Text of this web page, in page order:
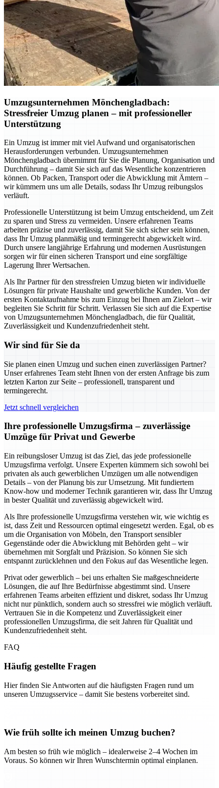
Umzugsunternehmen Mönchengladbach:
Stressfreier Umzug planen – mit professioneller
Unterstützung
Ein Umzug ist immer mit viel Aufwand und organisatorischen
Herausforderungen verbunden. Umzugsunternehmen
Mönchengladbach übernimmt für Sie die Planung, Organisation und
Durchführung – damit Sie sich auf das Wesentliche konzentrieren
können. Ob Packen, Transport oder die Abwicklung mit Ämtern –
wir kümmern uns um alle Details, sodass Ihr Umzug reibungslos
verläuft.
Professionelle Unterstützung ist beim Umzug entscheidend, um Zeit
zu sparen und Stress zu vermeiden. Unsere erfahrenen Teams
arbeiten präzise und zuverlässig, damit Sie sich sicher sein können,
dass Ihr Umzug planmäßig und termingerecht abgewickelt wird.
Durch unsere langjährige Erfahrung und modernen Ausrüstungen
sorgen wir für einen sicheren Transport und eine sorgfältige
Lagerung Ihrer Wertsachen.
Als Ihr Partner für den stressfreien Umzug bieten wir individuelle
Lösungen für private Haushalte und gewerbliche Kunden. Von der
ersten Kontaktaufnahme bis zum Einzug bei Ihnen am Zielort – wir
begleiten Sie Schritt für Schritt. Verlassen Sie sich auf die Expertise
von Umzugsunternehmen Mönchengladbach, die für Qualität,
Zuverlässigkeit und Kundenzufriedenheit steht.
Wir sind für Sie da
Sie planen einen Umzug und suchen einen zuverlässigen Partner?
Unser erfahrenes Team steht Ihnen von der ersten Anfrage bis zum
letzten Karton zur Seite – professionell, transparent und
termingerecht.
Jetzt schnell vergleichen
Ihre professionelle Umzugsfirma – zuverlässige
Umzüge für Privat und Gewerbe
Ein reibungsloser Umzug ist das Ziel, das jede professionelle
Umzugsfirma verfolgt. Unsere Experten kümmern sich sowohl bei
privaten als auch gewerblichen Umzügen um alle notwendigen
Details – von der Planung bis zur Umsetzung. Mit fundiertem
Know-how und moderner Technik garantieren wir, dass Ihr Umzug
in bester Qualität und zuverlässig abgewickelt wird.
Als Ihre professionelle Umzugsfirma verstehen wir, wie wichtig es
ist, dass Zeit und Ressourcen optimal eingesetzt werden. Egal, ob es
um die Organisation von Möbeln, den Transport sensibler
Gegenstände oder die Abwicklung mit Behörden geht – wir
übernehmen mit Sorgfalt und Präzision. So können Sie sich
entspannt zurücklehnen und den Fokus auf das Wesentliche legen.
Privat oder gewerblich – bei uns erhalten Sie maßgeschneiderte
Lösungen, die auf Ihre Bedürfnisse abgestimmt sind. Unsere
erfahrenen Teams arbeiten effizient und diskret, sodass Ihr Umzug
nicht nur pünktlich, sondern auch so stressfrei wie möglich verläuft.
Vertrauen Sie in die Kompetenz und Zuverlässigkeit einer
professionellen Umzugsfirma, die seit Jahren für Qualität und
Kundenzufriedenheit steht.
FAQ
Häufig gestellte Fragen
Hier finden Sie Antworten auf die häufigsten Fragen rund um
unseren Umzugsservice – damit Sie bestens vorbereitet sind.
Wie früh sollte ich meinen Umzug buchen?
Am besten so früh wie möglich – idealerweise 2–4 Wochen im
Voraus. So können wir Ihren Wunschtermin optimal einplanen.